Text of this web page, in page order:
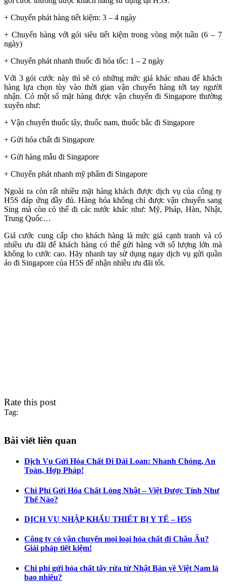
+ Chuyển phát hàng tiết kiệm: 3 – 4 ngày
+ Chuyển hàng với gói siêu tiết kiệm trong vòng một tuần (6 – 7
ngày)
+ Chuyển phát nhanh thuốc đi hỏa tốc: 1 – 2 ngày
Với 3 gói cước này thì sẽ có những mức giá khác nhau để khách
hàng lựa chọn tùy vào thời gian vận chuyển hàng tới tay người
nhận. Có một số mặt hàng được vận chuyển đi Singapore thường
xuyên như:
+ Vận chuyển thuốc tây, thuốc nam, thuốc bắc đi Singapore
+ Gửi hóa chất đi Singapore
+ Gửi hàng mẫu đi Singapore
+ Chuyển phát nhanh mỹ phẩm đi Singapore
Ngoài ra còn rất nhiều mặt hàng khách được dịch vụ của công ty
H5S đáp ứng đầy đủ. Hàng hóa không chỉ được vận chuyển sang
Sing mà còn có thể đi các nước khác như: Mỹ, Pháp, Hàn, Nhật,
Trung Quốc…
Giá cước cung cấp cho khách hàng là mức giá cạnh tranh và có
nhiều ưu đãi để khách hàng có thể gửi hàng với số lượng lớn mà
không lo cước cao. Hãy nhanh tay sử dụng ngay dịch vụ gửi quần
áo đi Singapore của H5S để nhận nhiều ưu đãi tốt.
Rate this post
Tag:
Bài viết liên quan
Dịch Vụ Gửi Hóa Chất Đi Đài Loan: Nhanh Chóng, An
Toàn, Hợp Pháp!
Chi Phí Gửi Hóa Chất Lỏng Nhật – Việt Được Tính Như
Thế Nào?
DỊCH VỤ NHẬP KHẨU THIẾT BỊ Y TẾ – H5S
Công ty có vận chuyển mọi loại hóa chất đi Châu Âu?
Giải pháp tiết kiệm!
Chi phí gửi hóa chất tẩy rửa từ Nhật Bản về Việt Nam là
bao nhiêu?